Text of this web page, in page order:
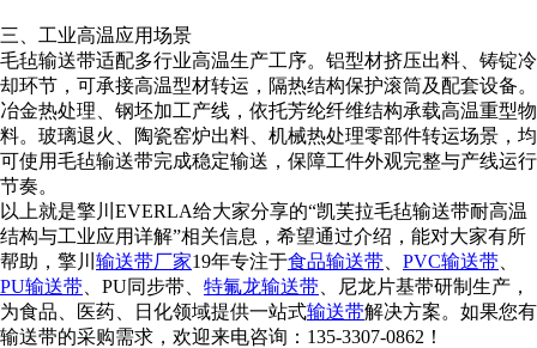
三、工业高温应用场景
毛毡输送带适配多行业高温生产工序。铝型材挤压出料、铸锭冷
却环节，可承接高温型材转运，隔热结构保护滚筒及配套设备。
冶金热处理、钢坯加工产线，依托芳纶纤维结构承载高温重型物
料。玻璃退火、陶瓷窑炉出料、机械热处理零部件转运场景，均
可使用毛毡输送带完成稳定输送，保障工件外观完整与产线运行
节奏。
以上就是擎川EVERLA给大家分享的“凯芙拉毛毡输送带耐高温
结构与工业应用详解”相关信息，希望通过介绍，能对大家有所
帮助，擎川 输送带厂家19年专注于食品输送带 PVC输送带
PU输送带 、PU同步带、 特氟龙输送带 、尼龙片基带研制生产，
为食品、医药、日化领域提供一站式输送带解决方案。如果您有
输送带的采购需求，欢迎来电咨询：135-3307-0862！